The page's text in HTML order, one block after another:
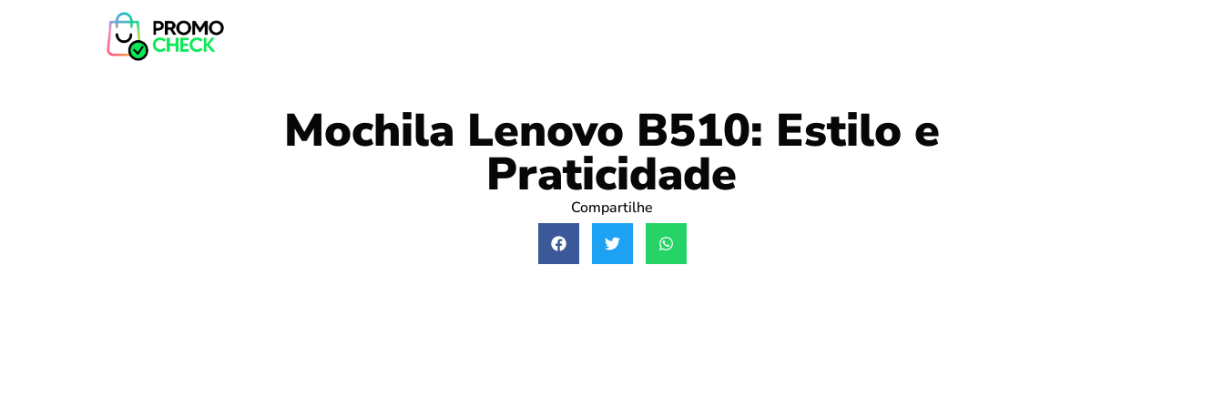
Mochila Lenovo B510: Estilo e
Praticidade
Compartilhe